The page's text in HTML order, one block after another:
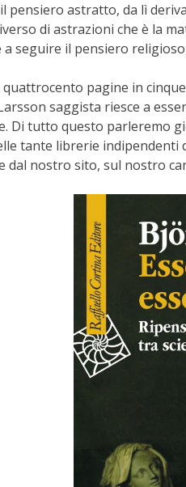
pensiero astratto, da lì
di astrazioni che è la
seguire il pensiero
pagine in
saggista riesce a
Di tutto questo parleremo
tante librerie indipendenti
dal nostro sito, sul nostro